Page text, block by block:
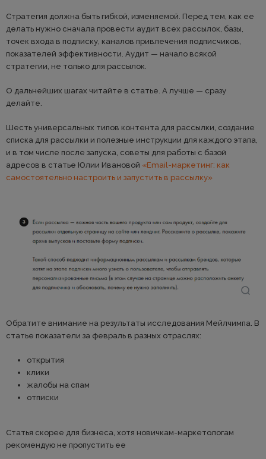
Стратегия должна быть гибкой, изменяемой. Перед тем, как ее
делать нужно сначала провести аудит всех рассылок, базы,
точек входа в подписку, каналов привлечения подписчиков,
показателей эффективности. Аудит — начало всякой
стратегии, не только для рассылок.
О дальнейших шагах читайте в статье. А лучше — сразу
делайте.
Шесть универсальных типов контента для рассылки, создание
списка для рассылки и полезные инструкции для каждого этапа,
и в том числе после запуска, советы для работы с базой
адресов в статье Юлии Ивановой «Email-маркетинг: как
самостоятельно настроить и запустить в рассылку»
Обратите внимание на результаты исследования Мейлчимпа. В
статье показатели за февраль в разных отраслях:
открытия
клики
жалобы на спам
отписки
Статья скорее для бизнеса, хотя новичкам-маркетологам
рекомендую не пропустить ее